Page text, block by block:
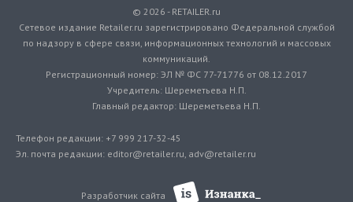
© 2026 - RETAILER.ru
Сетевое издание Retailer.ru зарегистрировано Федеральной службой
по надзору в сфере связи, информационных технологий и массовых
коммуникаций.
Регистрационный номер: ЭЛ № ФС 77-71776 от 08.12.2017
Учредитель: Шереметьева Н.П.
Главный редактор: Шереметьева Н.П.
Телефон редакции: +7 999 217-32-45
Эл. почта редакции: editor@retailer.ru, adv@retailer.ru
Разработчик сайта